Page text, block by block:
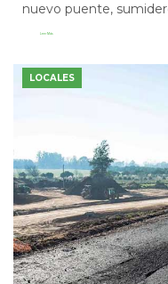
nuevo puente,
Leer Más
LOCALES